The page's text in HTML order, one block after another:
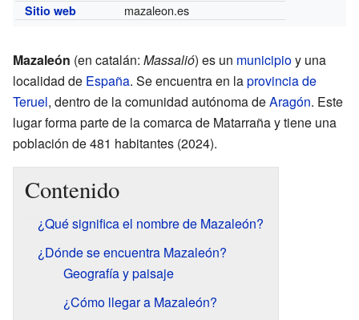
Sitio web mazaleon.es
Mazaleón (en catalán: Massalió) es un municipioy una
localidad de España. Se encuentra en laprovincia de
Teruel, dentro de la comunidad autónoma deAragón. Este
lugar forma parte de la comarca de Matarraña y tiene una
población de 481 habitantes (2024).
Contenido
¿Qué significa el nombre de Mazaleón?
¿Dónde se encuentra Mazaleón?
Geografía y paisaje
¿Cómo llegar a Mazaleón?